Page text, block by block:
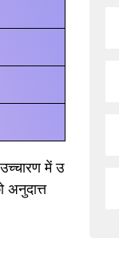
में उ
अनुदात्त